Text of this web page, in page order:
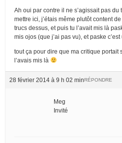
Ah oui par contre il ne s’agissait pas
mettre ici, j’étais même plutôt content
trucs dessus, et puis tu l’avait mis là
mis ojos (que j’ai pas vu), et paske c’est
tout ça pour dire que ma critique portait
l’avais mis là
28 février 2014 à 9 h 02 minRÉPONDRE
Meg
Invité